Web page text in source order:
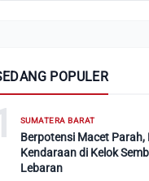
POPULER
SUMATERA BARAT
Berpotensi Macet Parah,
Kendaraan di Kelok
Lebaran